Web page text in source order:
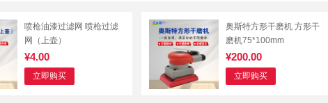
喷枪油漆过滤网 喷枪过滤
网（上壶）
¥4.00
立即购买
奥斯特方形干磨机 方形干
磨机75*100mm
¥200.00
立即购买